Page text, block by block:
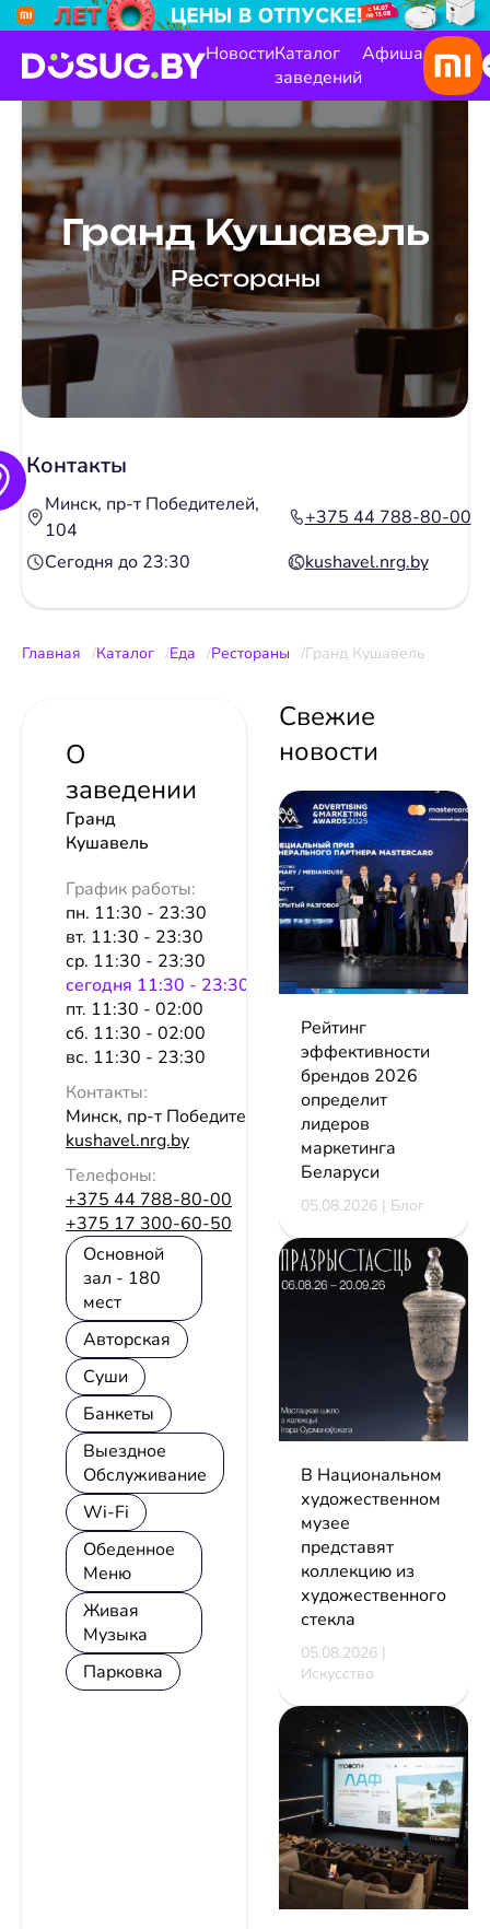
НовостиКаталог
заведений
Афиша
Гранд Кушавель
Рестораны
Контакты
Минск, пр-т Победителей,
104
+375 44 788-80-00
Сегодня до 23:30
kushavel.nrg.by
Главная Каталог Еда Рестораны Гранд Кушавель
О
заведении
Гранд
Кушавель
График работы:
пн. 11:30 - 23:30
вт. 11:30 - 23:30
ср. 11:30 - 23:30
сeгодня 11:30 - 23:30
пт. 11:30 - 02:00
сб. 11:30 - 02:00
вс. 11:30 - 23:30
Контакты:
Минск, пр-т Победителей, 104
kushavel.nrg.by
Телефоны:
+375 44 788-80-00
+375 17 300-60-50
Основной
зал - 180
мест
Авторская
Суши
Банкеты
Выездное
Обслуживание
Wi-Fi
Обеденное
Меню
Живая
Музыка
Парковка
Свежие
новости
Рейтинг
эффективности
брендов 2026
определит
лидеров
маркетинга
Беларуси
05.08.2026 | Блог
В Национальном
художественном
музее
представят
коллекцию из
художественного
стекла
05.08.2026 |
Искусство